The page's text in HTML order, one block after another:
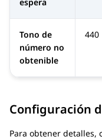
Tono de
número no
obtenible
440
Configuración
Para obtener detalles,